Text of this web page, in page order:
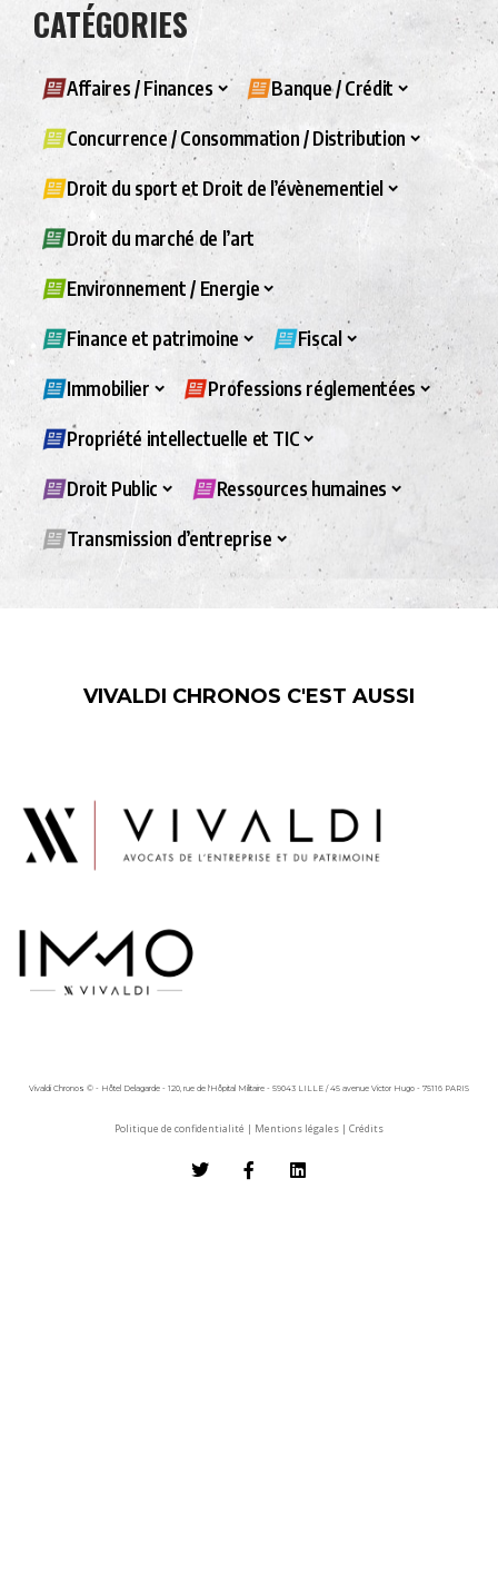
CATÉGORIES
Affaires / Finances Banque / Crédit
Concurrence / Consommation / Distribution
Droit du sport et Droit de l’évènementiel
Droit du marché de l’art
Environnement / Energie
Finance et patrimoine Fiscal
Immobilier Professions réglementées
Propriété intellectuelle et TIC
Droit Public Ressources humaines
Transmission d’entreprise
VIVALDI CHRONOS C'EST AUSSI
Vivaldi Chronos © - Hôtel Delagarde - 120, rue de l'Hôpital Militaire - 59043 LILLE / 45 avenue Victor Hugo - 75116 PARIS
Politique de confidentialité | Mentions légales | Crédits